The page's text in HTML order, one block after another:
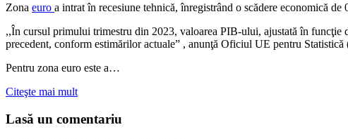
Zona euro a intrat în recesiune tehnică, înregistrând o scădere economică
,,În cursul primului trimestru din 2023, valoarea PIB-ului, ajustată în funcţie
precedent, conform estimărilor actuale” , anunţă Oficiul UE pentru Statistică
Pentru zona euro este a…
Citeşte mai mult
Lasă un comentariu